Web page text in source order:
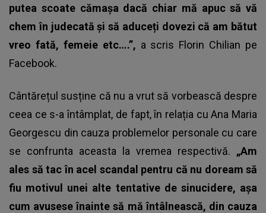
putea scoate cămașa dacă chiar mă apuc să vă
chem în judecată și să aduceți dovezi că am bătut
vreo fată, femeie etc….”, a scris Florin Chilian pe
Facebook.
Cântărețul susține că nu a vrut să vorbească despre
ceea ce s-a întâmplat, de fapt, în relația cu Ana Maria
Georgescu din cauza problemelor personale cu care
se confrunta aceasta la vremea respectivă. „Am
ales să tac în acel scandal pentru că nu doream să
fiu motivul unei alte tentative de sinucidere, așa
cum avusese înainte să mă întâlnească, din cauza